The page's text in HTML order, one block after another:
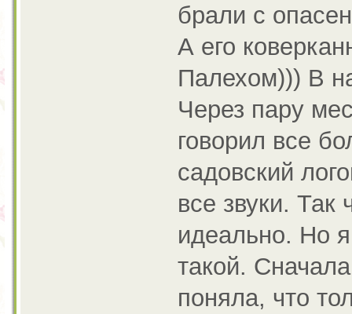
брали с
А его
Палехом))) В
Через пару
говорил все
садовский
все звуки. Так
идеально. Но
такой.
поняла, что